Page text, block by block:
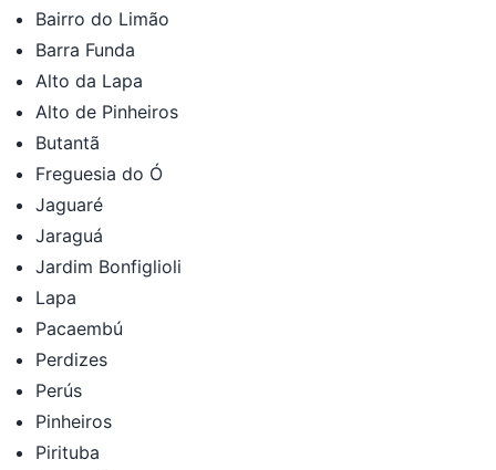
Bairro do Limão
Barra Funda
Alto da Lapa
Alto de Pinheiros
Butantã
Freguesia do Ó
Jaguaré
Jaraguá
Jardim Bonfiglioli
Lapa
Pacaembú
Perdizes
Perús
Pinheiros
Pirituba